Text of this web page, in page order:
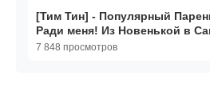
[Тим Тин] - Популярный
Ради меня! Из Новенькой в
Девушку
7 848 просмотров